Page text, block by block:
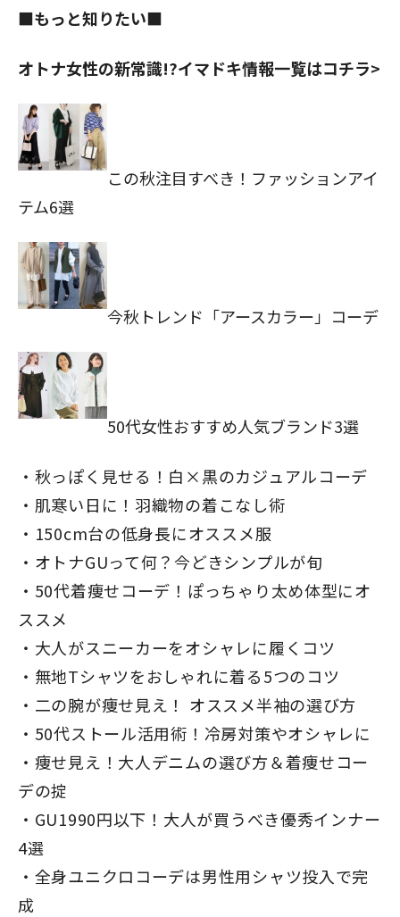
■もっと知りたい■
オトナ女性の新常識!?イマドキ情報一覧はコチラ>
この秋注目すべき！ファッションアイ
テム6選
今秋トレンド「アースカラー」コーデ
50代女性おすすめ人気ブランド3選
秋っぽく見せる！白×黒のカジュアルコーデ
肌寒い日に！羽織物の着こなし術
150cm台の低身長にオススメ服
オトナGUって何？今どきシンプルが旬
50代着痩せコーデ！ぽっちゃり太め体型にオ
ススメ
大人がスニーカーをオシャレに履くコツ
無地Tシャツをおしゃれに着る5つのコツ
二の腕が痩せ見え！ オススメ半袖の選び方
50代ストール活用術！冷房対策やオシャレに
痩せ見え！大人デニムの選び方＆着痩せコー
デの掟
GU1990円以下！大人が買うべき優秀インナー
4選
全身ユニクロコーデは男性用シャツ投入で完
成